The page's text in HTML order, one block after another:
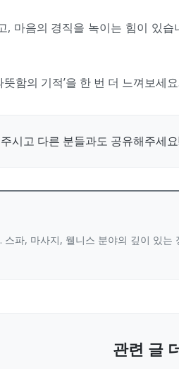
마음의 경직을 녹이는 힘이 있
함의 기적’을 한 번 더 느껴보세
시고 다른 분들과도 공유해주세요!
파, 마사지, 웰니스 분야의 깊이 있
관련 글